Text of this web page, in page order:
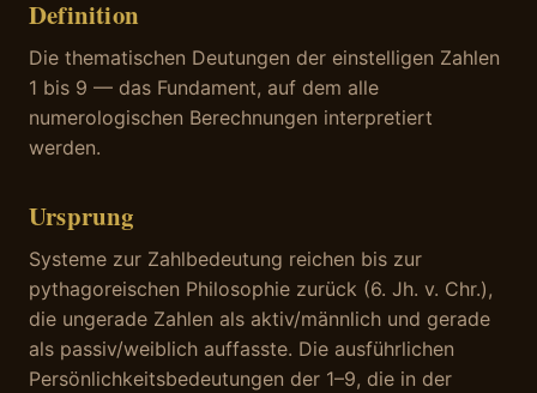
Definition
Die thematischen Deutungen der einstelligen Zahlen
1 bis 9 — das Fundament, auf dem alle
numerologischen Berechnungen interpretiert
werden.
Ursprung
Systeme zur Zahlbedeutung reichen bis zur
pythagoreischen Philosophie zurück (6. Jh. v. Chr.),
die ungerade Zahlen als aktiv/männlich und gerade
als passiv/weiblich auffasste. Die ausführlichen
Persönlichkeitsbedeutungen der 1–9, die in der